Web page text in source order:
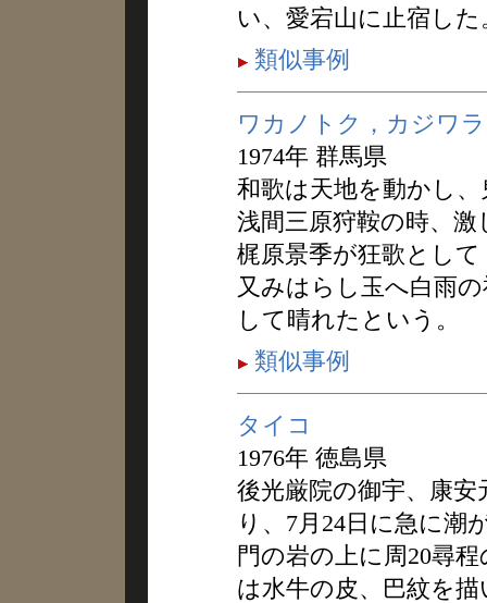
い、愛宕山に止宿し
類似事例
ワカノトク，カジワ
1974年 群馬県
和歌は天地を動かし
浅間三原狩鞍の時、
梶原景季が狂歌とし
又みはらし玉へ白雨
して晴れたという。
類似事例
タイコ
1976年 徳島県
後光厳院の御宇、康
り、7月24日に急に潮
門の岩の上に周20尋
は水牛の皮、巴紋を